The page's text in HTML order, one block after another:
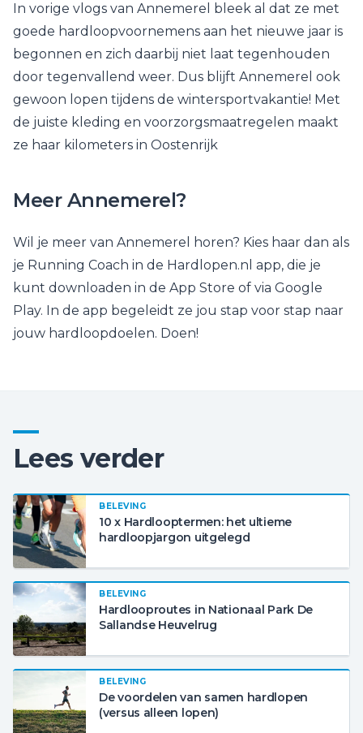
In vorige vlogs van Annemerel bleek al dat ze met
goede hardloopvoornemens aan het nieuwe jaar is
begonnen en zich daarbij niet laat tegenhouden
door tegenvallend weer. Dus blijft Annemerel ook
gewoon lopen tijdens de wintersportvakantie! Met
de juiste kleding en voorzorgsmaatregelen maakt
ze haar kilometers in Oostenrijk
Meer Annemerel?
Wil je meer van Annemerel horen? Kies haar dan als
je Running Coach in de Hardlopen.nl app, die je
kunt downloaden in de App Store of via Google
Play. In de app begeleidt ze jou stap voor stap naar
jouw hardloopdoelen. Doen!
Lees verder
BELEVING
10 x Hardlooptermen: het ultieme
hardloopjargon uitgelegd
BELEVING
Hardlooproutes in Nationaal Park De
Sallandse Heuvelrug
BELEVING
De voordelen van samen hardlopen
(versus alleen lopen)